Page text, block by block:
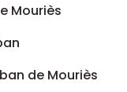
Mouriès
de Mouriès